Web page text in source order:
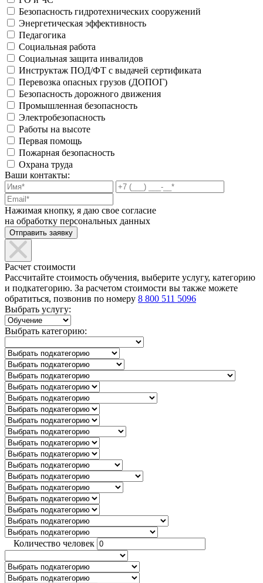
Безопасность гидротехнических сооружений
Энергетическая эффективность
Педагогика
Социальная работа
Социальная защита инвалидов
Инструктаж ПОД/ФТ с выдачей сертификата
Перевозка опасных грузов (ДОПОГ)
Безопасность дорожного движения
Промышленная безопасность
Электробезопасность
Работы на высоте
Первая помощь
Пожарная безопасность
Охрана труда
Ваши контакты:
Нажимая кнопку, я даю свое согласие
на обработку персональных данных
Расчет стоимости
Рассчитайте стоимость обучения, выберите услугу, категорию
и подкатегорию. За расчетом стоимости вы также можете
обратиться, позвонив по номеру 8 800 511 5096
Выбрать услугу:
Выбрать категорию:
Количество человек